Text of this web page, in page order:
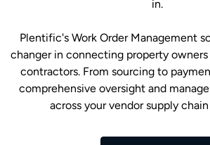
in.
Plentific's Work Order Management
changer in connecting property
contractors. From sourcing to
comprehensive oversight and
across your vendor supply